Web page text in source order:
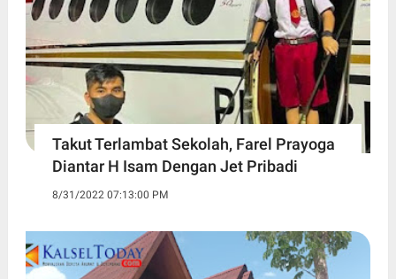
Takut Terlambat Sekolah, Farel Prayoga
Diantar H Isam Dengan Jet Pribadi
8/31/2022 07:13:00 PM